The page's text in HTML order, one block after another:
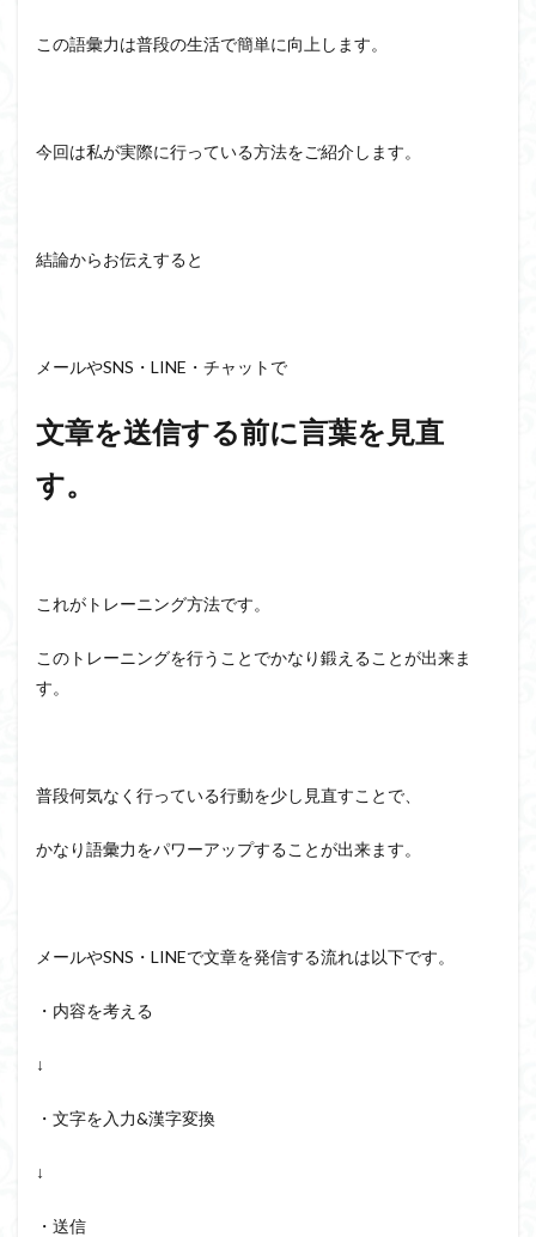
この語彙力は普段の生活で簡単に向上します。
今回は私が実際に行っている方法をご紹介します。
結論からお伝えすると
メールやSNS・LINE・チャットで
文章を送信する前に言葉を見直
す。
これがトレーニング方法です。
このトレーニングを行うことでかなり鍛えることが出来ま
す。
普段何気なく行っている行動を少し見直すことで、
かなり語彙力をパワーアップすることが出来ます。
メールやSNS・LINEで文章を発信する流れは以下です。
・内容を考える
↓
・文字を入力&漢字変換
↓
・送信